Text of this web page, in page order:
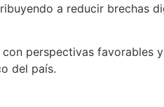
a reducir brechas
perspectivas favorables
del país.